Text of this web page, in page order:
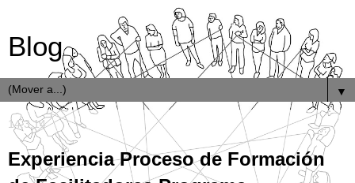
Blog
▼
14.3.14
Experiencia Proceso de Formación